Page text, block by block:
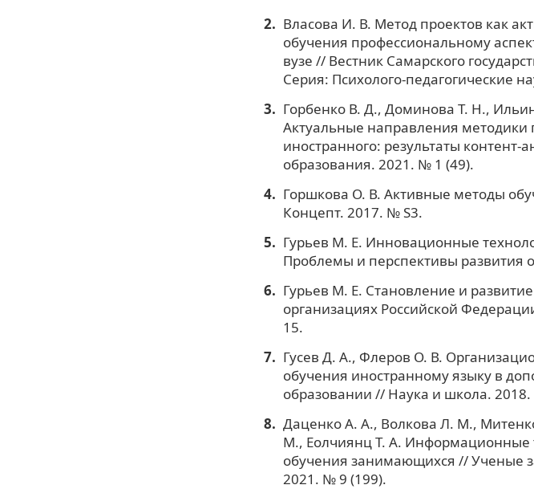
Власова И. В. Метод проектов как
обучения профессиональному
вузе // Вестник Самарского
Серия: Психолого-педагогические
Горбенко В. Д., Доминова Т. Н.,
Актуальные направления методики
иностранного: результаты
образования. 2021. № 1 (49).
Горшкова О. В. Активные методы
Концепт. 2017. № S3.
Гурьев М. Е. Инновационные
Проблемы и перспективы развития
Гурьев М. Е. Становление и
организациях Российской
15.
Гусев Д. А., Флеров О. В.
обучения иностранному языку в
образовании // Наука и школа.
Даценко А. А., Волкова Л. М.,
М., Еолчиянц Т. А. Информационные
обучения занимающихся // Ученые
2021. № 9 (199).